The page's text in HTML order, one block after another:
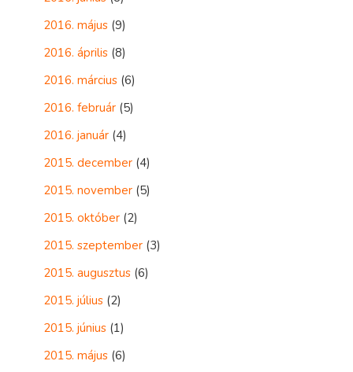
2016. május (9)
2016. április (8)
2016. március (6)
2016. február (5)
2016. január (4)
2015. december (4)
2015. november (5)
2015. október (2)
2015. szeptember (3)
2015. augusztus (6)
2015. július (2)
2015. június (1)
2015. május (6)